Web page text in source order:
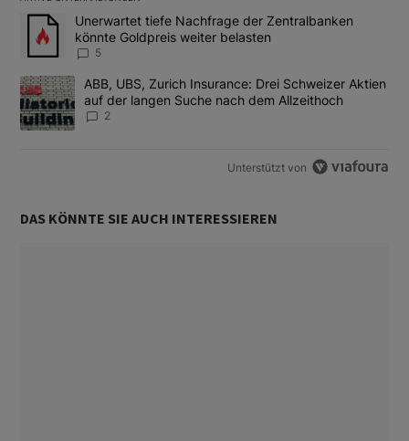
Das Folgende ist eine Liste der am meisten kommentierten
Ein Trendartikel mit dem Titel "Unerwartet tiefe Nachfrage der
Unerwartet tiefe Nachfrage der Zentralbanken
könnte Goldpreis weiter belasten
5
Ein Trendartikel mit dem Titel "ABB, UBS, Zurich Insurance:
ABB, UBS, Zurich Insurance: Drei Schweizer Aktien
auf der langen Suche nach dem Allzeithoch
2
Unterstützt von
DAS KÖNNTE SIE AUCH INTERESSIEREN